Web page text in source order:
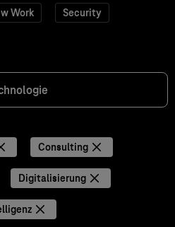
Work Security
Consulting
Digitalisierung